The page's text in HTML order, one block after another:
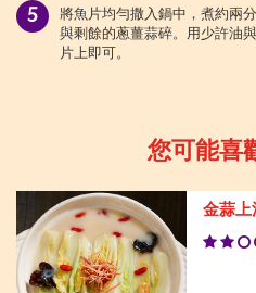
將魚片均勻撒入鍋中，煮約兩
與剩餘的蔥薑蒜碎。用少許油與
片上即可。
您可能喜
金蒜上